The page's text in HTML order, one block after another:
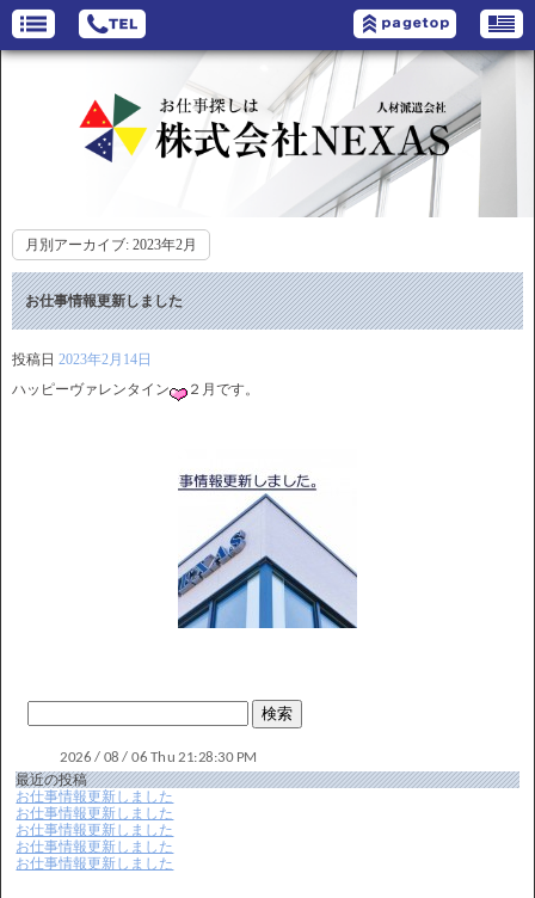
月別アーカイブ: 2023年2月
お仕事情報更新しました
投稿日 2023年2月14日
ハッピーヴァレンタイン
２月です。
最近の投稿
お仕事情報更新しました
お仕事情報更新しました
お仕事情報更新しました
お仕事情報更新しました
お仕事情報更新しました